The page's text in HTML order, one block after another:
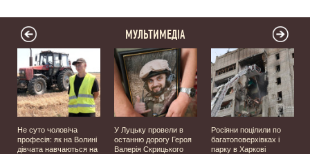
МУЛЬТИМЕДІА
Не суто чоловіча
професія: як на Волині
дівчата навчаються на
У Луцьку провели в
останню дорогу Героя
Валерія Скрицького
Росіяни поцілили по
багатоповерхівках і
парку в Харкові